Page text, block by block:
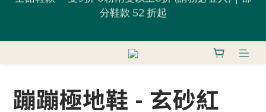
全館鞋款 一雙9折 U粉兩雙以上8折 (請務必登入)｜部
台灣滿 $1,700 享免運優惠
U粉就是你！加入會員 $200 購物金馬上用~
全館鞋款 一雙9折 U粉兩雙以上8折 (請務必登入)｜部
蹦蹦極地鞋 - 玄砂紅